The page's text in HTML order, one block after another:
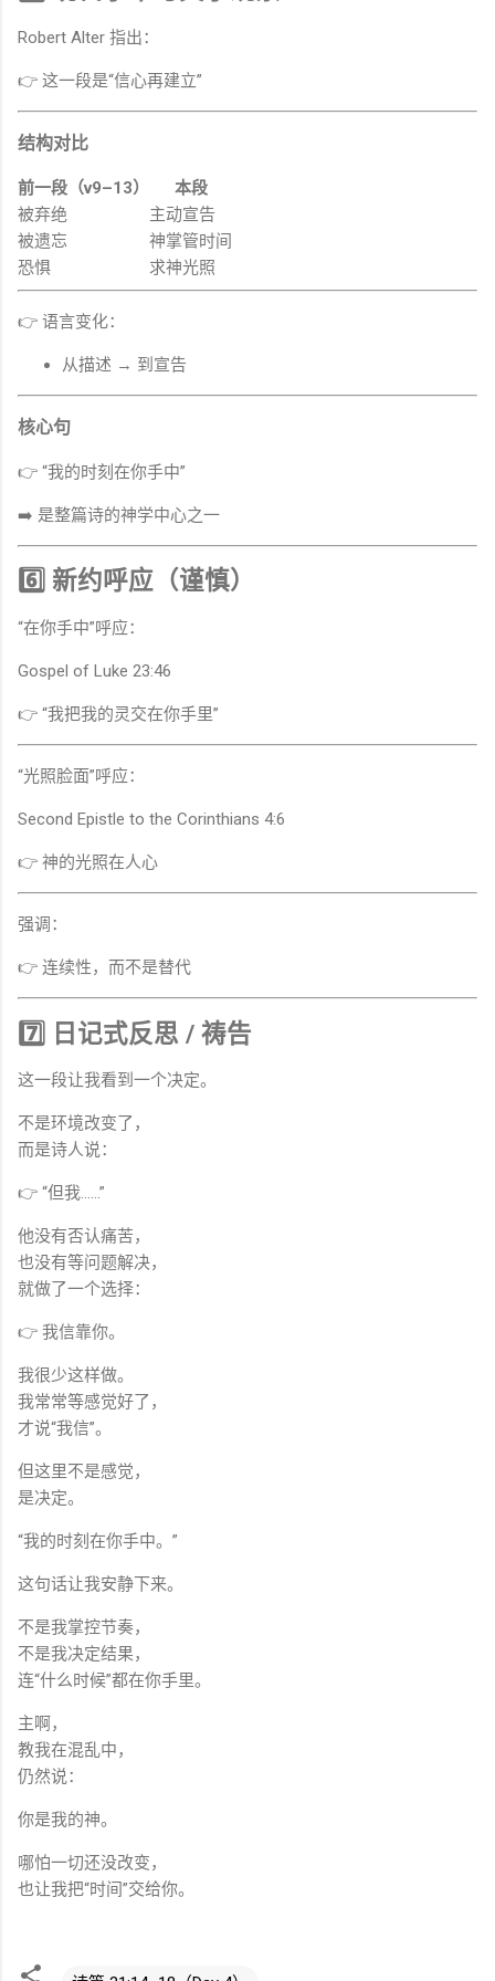
Robert Alter 指出：
👉 这一段是“信心再建立”
结构对比
前一段（v9–13）
本段
被弃绝
主动宣告
被遗忘
神掌管时间
恐惧
求神光照
👉 语言变化：
从描述 → 到宣告
核心句
👉 “我的时刻在你手中”
➡️ 是整篇诗的神学中心之一
6️⃣ 新约呼应（谨慎）
“在你手中”呼应：
Gospel of Luke 23:46
👉 “我把我的灵交在你手里”
“光照脸面”呼应：
Second Epistle to the Corinthians 4:6
👉 神的光照在人心
强调：
👉 连续性，而不是替代
7️⃣ 日记式反思 / 祷告
这一段让我看到一个决定。
不是环境改变了，
而是诗人说：
👉 “但我……”
他没有否认痛苦，
也没有等问题解决，
就做了一个选择：
👉 我信靠你。
我很少这样做。
我常常等感觉好了，
才说“我信”。
但这里不是感觉，
是决定。
“我的时刻在你手中。”
这句话让我安静下来。
不是我掌控节奏，
不是我决定结果，
连“什么时候”都在你手里。
主啊，
教我在混乱中，
仍然说：
你是我的神。
哪怕一切还没改变，
也让我把“时间”交给你。